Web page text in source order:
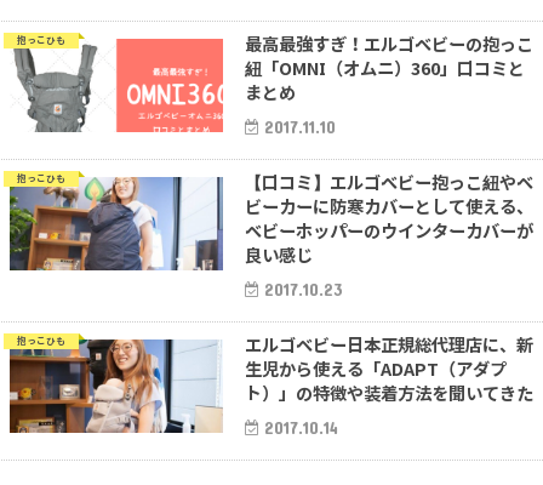
抱っこひも
最高最強すぎ！エルゴベビーの抱っこ
紐「OMNI（オムニ）360」口コミと
まとめ
2017.11.10
抱っこひも
【口コミ】エルゴベビー抱っこ紐やベ
ビーカーに防寒カバーとして使える、
ベビーホッパーのウインターカバーが
良い感じ
2017.10.23
抱っこひも
エルゴベビー日本正規総代理店に、新
生児から使える「ADAPT（アダプ
ト）」の特徴や装着方法を聞いてきた
2017.10.14